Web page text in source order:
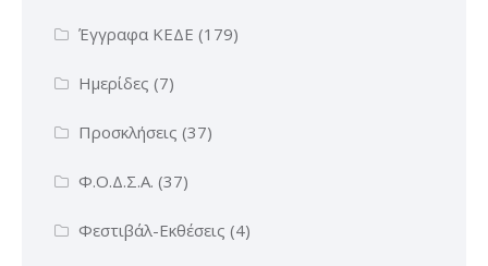
Έγγραφα ΚΕΔΕ (179)
Ημερίδες (7)
Προσκλήσεις (37)
Φ.Ο.Δ.Σ.Α. (37)
Φεστιβάλ-Εκθέσεις (4)